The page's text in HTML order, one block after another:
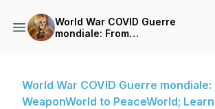
World War COVID Guerre
mondiale: From
monde paisible ; Apprenti,
débute
World War COVID Guerre mondiale:
WeaponWorld to PeaceWorld;